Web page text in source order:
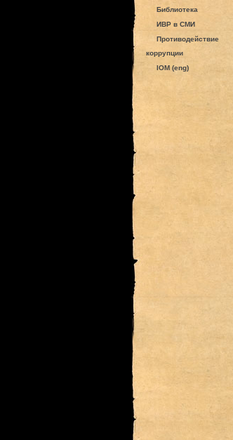
Библиотека
ИВР в СМИ
Противодействие
коррупции
IOM (eng)